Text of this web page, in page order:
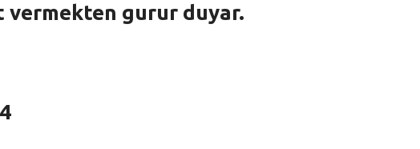
vermekten gurur duyar.